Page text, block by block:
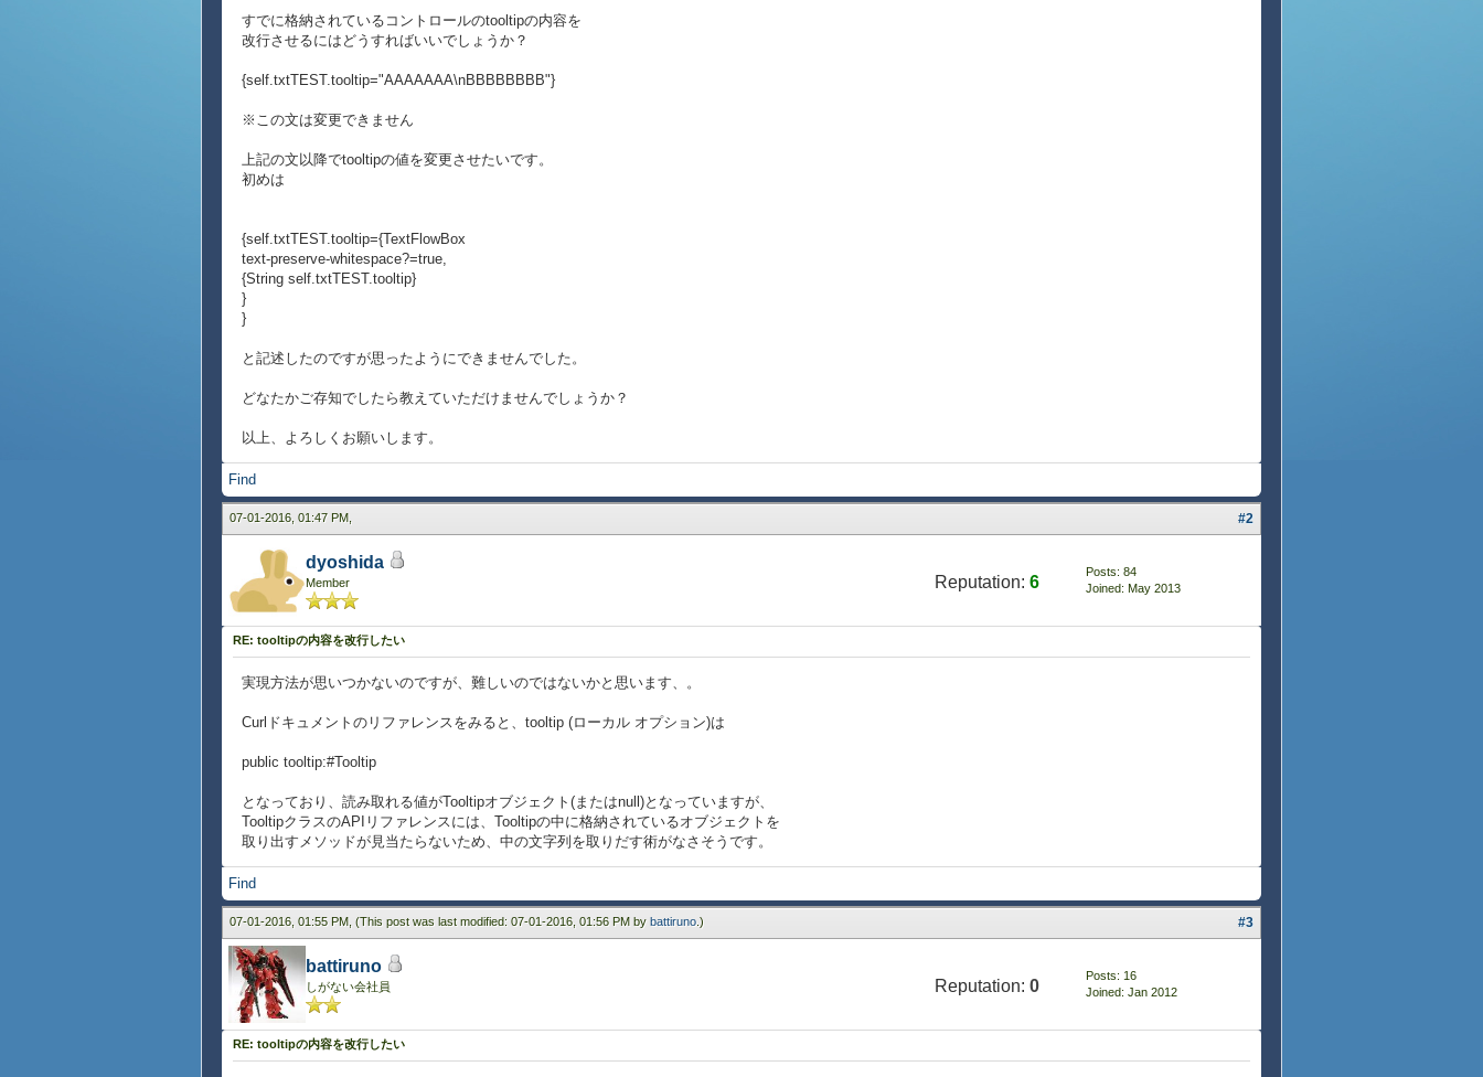
すでに格納されているコントロールのtooltipの内容を
改行させるにはどうすればいいでしょうか？
{self.txtTEST.tooltip="AAAAAAA\nBBBBBBBB"}
※この文は変更できません
上記の文以降でtooltipの値を変更させたいです。
初めは
{self.txtTEST.tooltip={TextFlowBox
text-preserve-whitespace?=true,
{String self.txtTEST.tooltip}
}
}
と記述したのですが思ったようにできませんでした。
どなたかご存知でしたら教えていただけませんでしょうか？
以上、よろしくお願いします。
Find
07-01-2016, 01:47 PM, #2
dyoshida
Member Reputation: 6
Posts: 84
Joined: May 2013
RE: tooltipの内容を改行したい
実現方法が思いつかないのですが、難しいのではないかと思います、。
Curlドキュメントのリファレンスをみると、tooltip (ローカル オプション)は
public tooltip:#Tooltip
となっており、読み取れる値がTooltipオブジェクト(またはnull)となっていますが、
TooltipクラスのAPIリファレンスには、Tooltipの中に格納されているオブジェクトを
取り出すメソッドが見当たらないため、中の文字列を取りだす術がなさそうです。
Find
07-01-2016, 01:55 PM, (This post was last modified: 07-01-2016, 01:56 PM by battiruno .) #3
battiruno
しがない会社員 Reputation: 0
Posts: 16
Joined: Jan 2012
RE: tooltipの内容を改行したい